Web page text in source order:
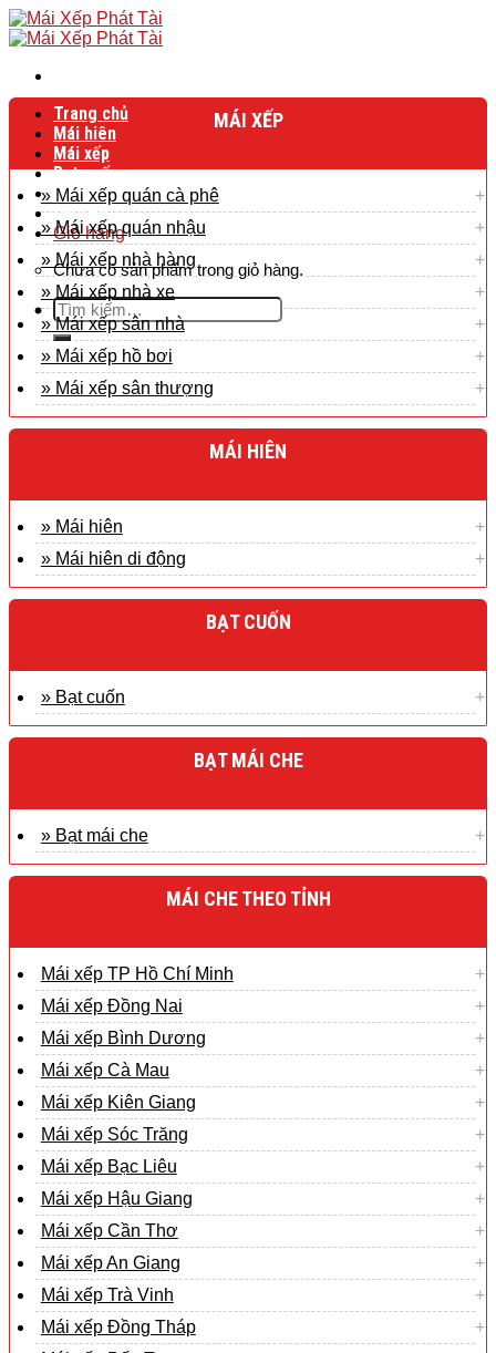
Skip
to
Trang chủ
Mái hiên
Mái xếp
Bạt cuốn
Bạt mái che
Liên hệ
Giỏ hàng
Chưa có sản phẩm trong giỏ hàng.
Tìm
kiếm:
MÁI XẾP
» Mái xếp quán cà phê
» Mái xếp quán nhậu
» Mái xếp nhà hàng
» Mái xếp nhà xe
» Mái xếp sân nhà
» Mái xếp hồ bơi
» Mái xếp sân thượng
MÁI HIÊN
» Mái hiên
» Mái hiên di động
BẠT CUỐN
» Bạt cuốn
BẠT MÁI CHE
» Bạt mái che
MÁI CHE THEO TỈNH
Mái xếp TP Hồ Chí Minh
Mái xếp Đồng Nai
Mái xếp Bình Dương
Mái xếp Cà Mau
Mái xếp Kiên Giang
Mái xếp Sóc Trăng
Mái xếp Bạc Liêu
Mái xếp Hậu Giang
Mái xếp Cần Thơ
Mái xếp An Giang
Mái xếp Trà Vinh
Mái xếp Đồng Tháp